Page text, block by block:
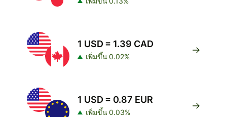
1 USD = 1.39 CAD
เพิ่มขึ้น 0.02%
1 USD = 0.87 EUR
เพิ่มขึ้น 0.03%